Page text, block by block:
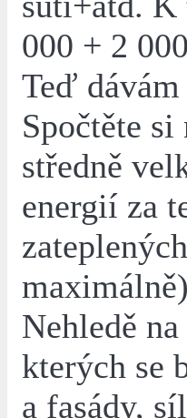
000 + 2
Teď
Spočtěte
středně
energií za
Nehledě
kterých se
a fasády,